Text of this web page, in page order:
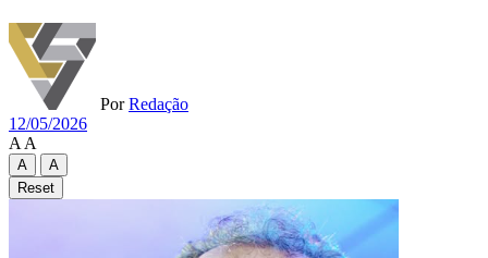
Por Redação
12/05/2026
A A
A
A
Reset